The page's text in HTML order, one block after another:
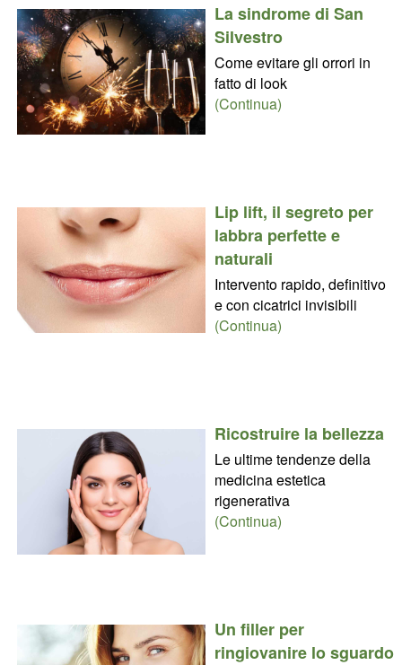
La sindrome di San
Silvestro
Come evitare gli orrori in
fatto di look
(Continua)
Lip lift, il segreto per
labbra perfette e
naturali
Intervento rapido, definitivo
e con cicatrici invisibili
(Continua)
Ricostruire la bellezza
Le ultime tendenze della
medicina estetica
rigenerativa
(Continua)
Un filler per
ringiovanire lo sguardo